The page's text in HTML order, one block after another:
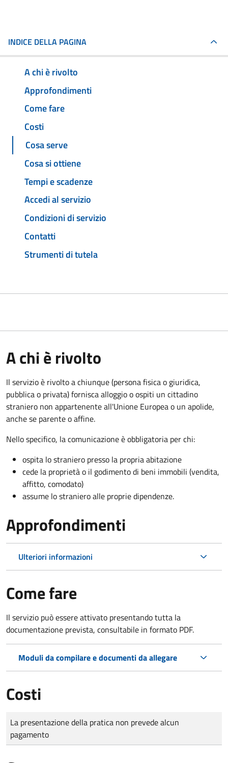
INDICE DELLA PAGINA
A chi è rivolto
Approfondimenti
Come fare
Costi
Cosa serve
Cosa si ottiene
Tempi e scadenze
Accedi al servizio
Condizioni di servizio
Contatti
Strumenti di tutela
A chi è rivolto
Il servizio è rivolto a chiunque (persona fisica o giuridica,
pubblica o privata) fornisca alloggio o ospiti un cittadino
straniero non appartenente all'Unione Europea o un apolide,
anche se parente o affine.
Nello specifico, la comunicazione è obbligatoria per chi:
ospita lo straniero presso la propria abitazione
cede la proprietà o il godimento di beni immobili (vendita,
affitto, comodato)
assume lo straniero alle proprie dipendenze.
Approfondimenti
Ulteriori informazioni
Come fare
Il servizio può essere attivato presentando tutta la
documentazione prevista, consultabile in formato PDF.
Moduli da compilare e documenti da allegare
Costi
Tipo di pagamento
Importo
La presentazione della pratica non prevede alcun
pagamento